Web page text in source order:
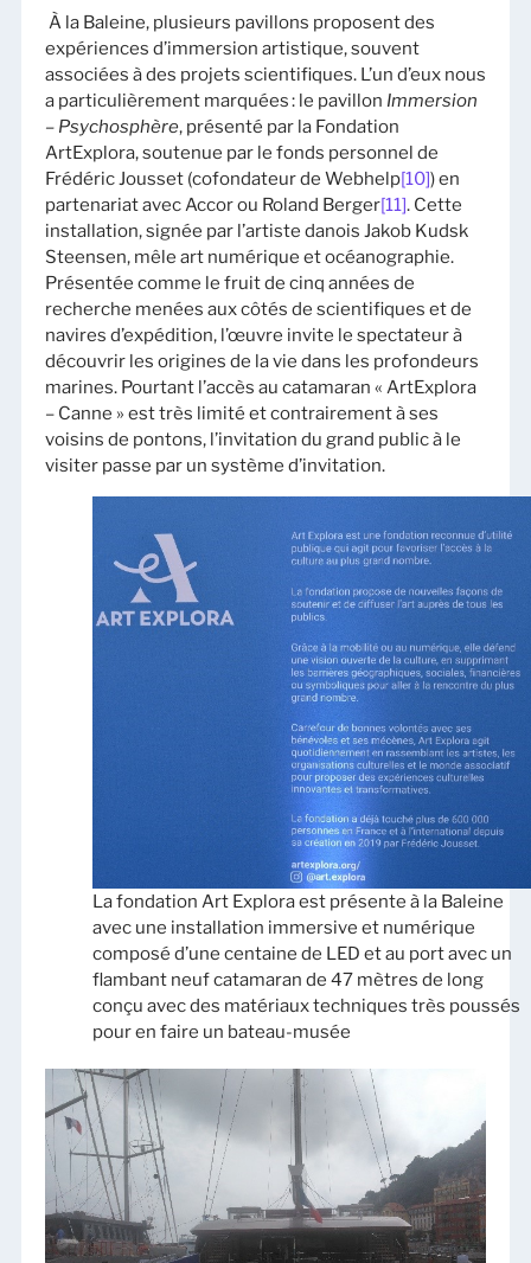
À la Baleine, plusieurs pavillons proposent des
expériences d’immersion artistique, souvent
associées à des projets scientifiques. L’un d’eux nous
a particulièrement marquées : le pavillon Immersion
– Psychosphère, présenté par la Fondation
ArtExplora, soutenue par le fonds personnel de
Frédéric Jousset (cofondateur de Webhelp[10]) en
partenariat avec Accor ou Roland Berger[11]. Cette
installation, signée par l’artiste danois Jakob Kudsk
Steensen, mêle art numérique et océanographie.
Présentée comme le fruit de cinq années de
recherche menées aux côtés de scientifiques et de
navires d’expédition, l’œuvre invite le spectateur à
découvrir les origines de la vie dans les profondeurs
marines. Pourtant l’accès au catamaran « ArtExplora
– Canne » est très limité et contrairement à ses
voisins de pontons, l’invitation du grand public à le
visiter passe par un système d’invitation.
La fondation Art Explora est présente à la Baleine
avec une installation immersive et numérique
composé d’une centaine de LED et au port avec un
flambant neuf catamaran de 47 mètres de long
conçu avec des matériaux techniques très poussés
pour en faire un bateau-musée